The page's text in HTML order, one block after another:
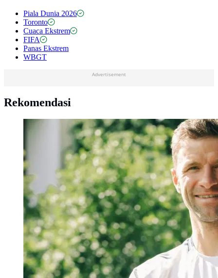
Piala Dunia 2026
Toronto
Cuaca Ekstrem
FIFA
Panas Ekstrem
WBGT
Advertisement
Rekomendasi